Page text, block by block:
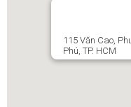
115 Văn Cao,
Phú, TP. HCM